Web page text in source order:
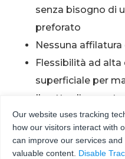
senza bisogno di
preforato
Nessuna
Flessibilità ad
superficiale per
Il getto d’acqua
Schiuma di
Polistirene
Polistirene
Our website uses tracking
how our visitors interact with
can improve our services and
valuable content. Disable